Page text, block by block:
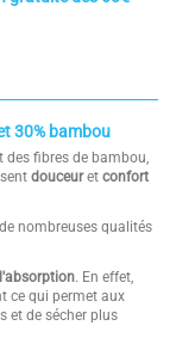
30% bambou
des fibres de bambou,
douceuret confort
nombreuses qualités
. En effet,
ce qui permet aux
et de sécher plus